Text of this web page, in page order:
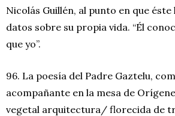
Nicolás Guillén, al punto en que éste
datos sobre su propia vida. “Él
que yo”.
96. La poesía del Padre Gaztelu,
acompañante en la mesa de
vegetal arquitectura/ florecida de